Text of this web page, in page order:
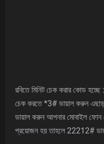
রবিতে মিনিট চেক করার কোড হচ্ছে
চেক করতে *3# ডায়াল করুন
ডায়াল করুন আপনার মোবাইল ফোন
প্রয়োজন হয় তাহলে 22212#